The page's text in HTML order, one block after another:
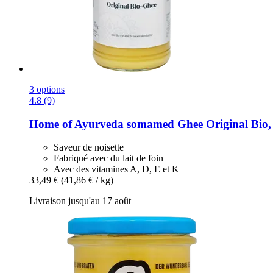
3 options
4.8 (9)
Home of Ayurveda somamed Ghee Original Bio,
Saveur de noisette
Fabriqué avec du lait de foin
Avec des vitamines A, D, E et K
33,49 € (41,86 € / kg)
Livraison jusqu'au 17 août